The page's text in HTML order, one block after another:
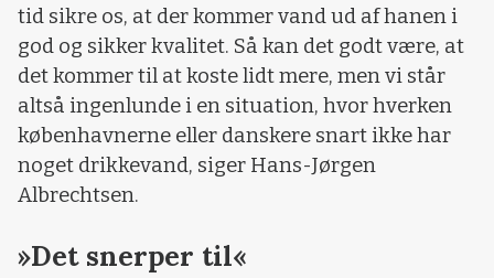
tid sikre os, at der kommer vand ud af hanen i
god og sikker kvalitet. Så kan det godt være, at
det kommer til at koste lidt mere, men vi står
altså ingenlunde i en situation, hvor hverken
københavnerne eller danskere snart ikke har
noget drikkevand, siger Hans-Jørgen
Albrechtsen.
»Det snerper til«